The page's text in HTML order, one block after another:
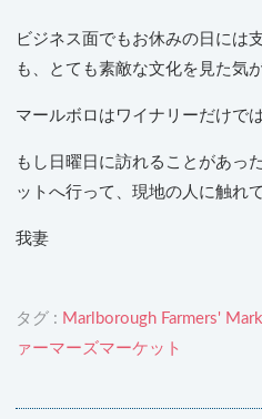
ビジネス面でもお休みの日には
も、とても素敵な文化を見た気
マールボロはワイナリーだけで
もし日曜日に訪れることがあっ
ットへ行って、現地の人に触れ
我妻
タグ : Marlborough Farmers'
ァーマーズマーケット